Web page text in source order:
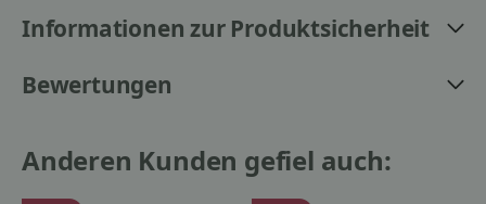
Informationen zur Produktsicherheit
Bewertungen
Anderen Kunden gefiel auch: